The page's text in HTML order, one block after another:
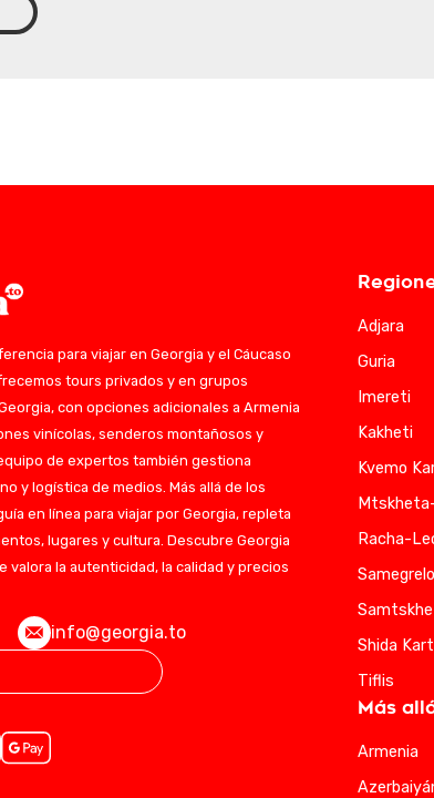
para viajar en Georgia y el Cáucaso
tours privados y en grupos
con opciones adicionales a Armenia
vinícolas, senderos montañosos y
de expertos también gestiona
y logística de medios. Más allá de los
en línea para viajar por Georgia, repleta
lugares y cultura. Descubre Georgia
valora la autenticidad, la calidad y precios
info@georgia.to
Adjara
Guria
Imereti
Kakheti
Kvemo
Racha-
Shida
Tiflis
Más
Armenia